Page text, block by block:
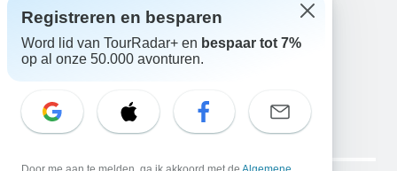
Hulp
Neem contact met ons op
E-mail: support@tourradar.com
Taal selecteren
Registreren en besparen
Word lid van TourRadar+ en bespaar tot 7%
op al onze 50.000 avonturen.